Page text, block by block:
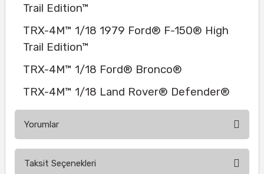
Trail Edition™
TRX-4M™ 1/18 1979 Ford® F-150® High
Trail Edition™
TRX-4M™ 1/18 Ford® Bronco®
TRX-4M™ 1/18 Land Rover® Defender®
Yorumlar
Taksit Seçenekleri